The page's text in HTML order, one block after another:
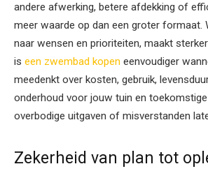
andere afwerking, betere afdekking of
meer waarde op dan een groter formaat.
naar wensen en prioriteiten, maakt
is een zwembad kopen eenvoudiger
meedenkt over kosten, gebruik,
onderhoud voor jouw tuin en
overbodige uitgaven of misverstanden
Zekerheid van plan tot